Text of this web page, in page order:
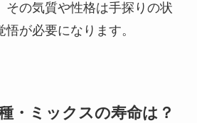
その気質や性格は手探りの状
が必要になります。
・ミックスの寿命は？